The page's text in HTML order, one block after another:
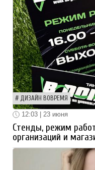
ДИЗАЙН ВОВРЕМЯ
12:03 | 23 июня
Стенды, режим
организаций и